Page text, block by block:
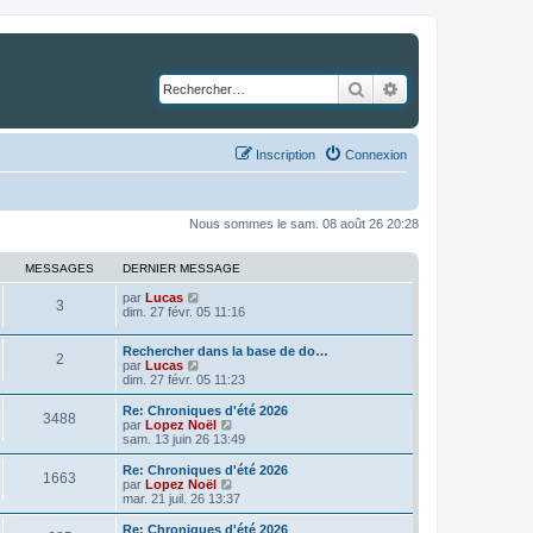
Rechercher
Connexion
Inscription
Nous sommes le sam. 08 août 26 20:28
MESSAGES DERNIER MESSAGE
3 par Lucas
o
s
u
t
e
r
l
e
d
e
r
n
i
e
dim. 27 févr. 05 11:16
2
Rechercher dans la base de do…
par Lucas
o
n
s
u
l
r
l
e
dim. 27 févr. 05 11:23
3488
Re: Chroniques d'été 2026
par Lopez Noël
o
n
s
l
e
sam. 13 juin 26 13:49
1663
Re: Chroniques d'été 2026
par Lopez Noël
o
n
s
mar. 21 juil. 26 13:37
Re: Chroniques d'été 2026